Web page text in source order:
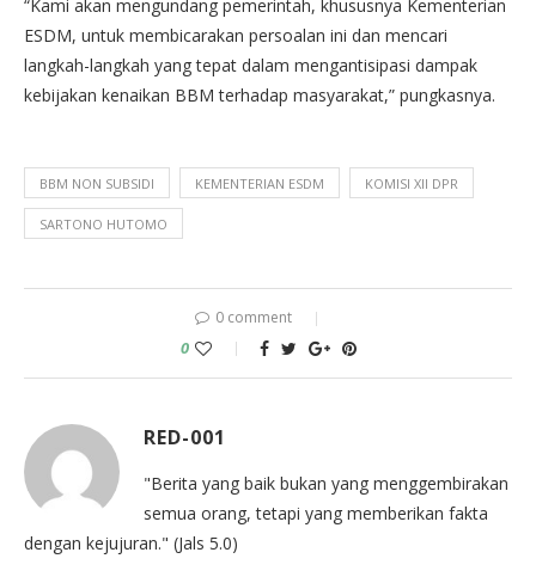
“Kami akan mengundang pemerintah, khususnya Kementerian
ESDM, untuk membicarakan persoalan ini dan mencari
langkah-langkah yang tepat dalam mengantisipasi dampak
kebijakan kenaikan BBM terhadap masyarakat,” pungkasnya.
BBM NON SUBSIDI KEMENTERIAN ESDM KOMISI XII DPR
SARTONO HUTOMO
0 comment
0
RED-001
"Berita yang baik bukan yang menggembirakan
semua orang, tetapi yang memberikan fakta
dengan kejujuran." (Jals 5.0)